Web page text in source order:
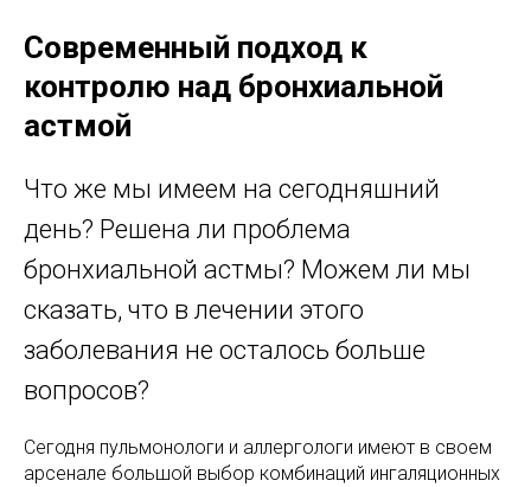
Современный подход к
контролю над бронхиальной
астмой
Что же мы имеем на сегодняшний
день? Решена ли проблема
бронхиальной астмы? Можем ли мы
сказать, что в лечении этого
заболевания не осталось больше
вопросов?
Сегодня пульмонологи и аллергологи имеют в своем
арсенале большой выбор комбинаций ингаляционных